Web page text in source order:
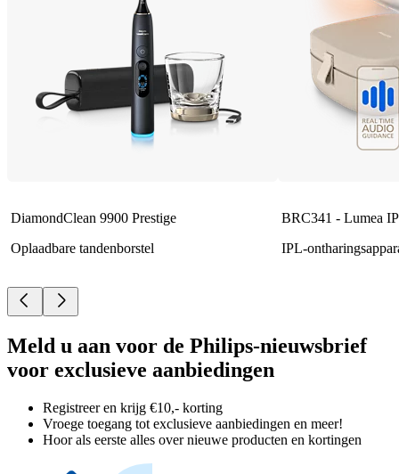
DiamondClean 9900 Prestige
Oplaadbare tandenborstel
BRC341 - Lumea
IPL-
Meld u aan voor de Philips-nieuwsbrief
voor exclusieve aanbiedingen
Registreer en krijg €10,- korting
Vroege toegang tot exclusieve aanbiedingen en meer!
Hoor als eerste alles over nieuwe producten en kortingen